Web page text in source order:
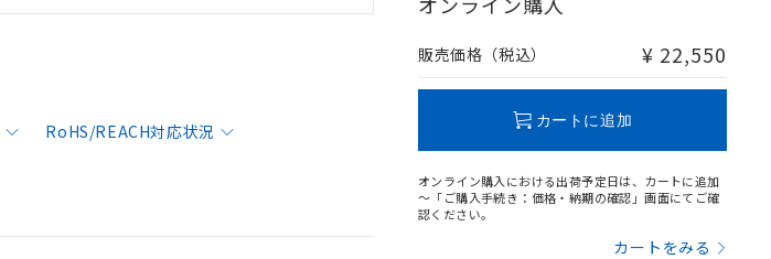
RoHS/REACH対応状況
販売価格（税込） ¥ 22,550
カートに追加
オンライン購入における出荷予定日は、カートに追加
～「ご購入手続き：価格・納期の確認」画面にてご確
認ください。
カートをみる